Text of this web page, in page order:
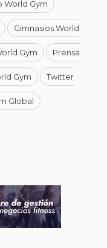
World Gym
Gimnasios World
Gym Prensa
Gym Twitter
Global